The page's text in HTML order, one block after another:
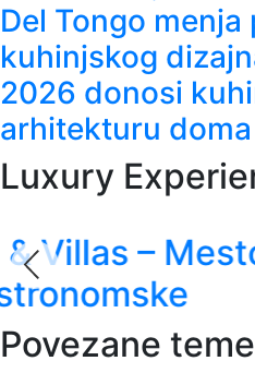
Del Tongo menja
kuhinjskog
2026 donosi
arhitekturu doma
Luxury
Putovanje sa
Royce epska
Povezane teme